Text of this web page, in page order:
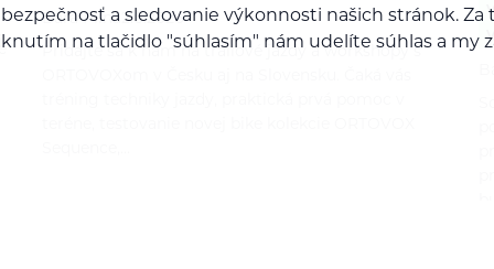
Bára Pilná 2.6.2026
Pridajte sa k nám na trailové jazdy a workshopy s
a sledovanie výkonnosti našich stránok.
na tlačidlo "súhlasím" nám udelíte súhlas a my